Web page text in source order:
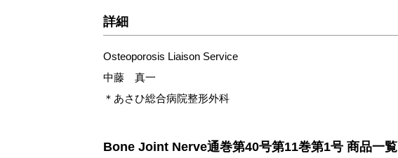
詳細
Osteoporosis Liaison Service
中藤 真一
＊あさひ総合病院整形外科
Bone Joint Nerve通巻第40号第11巻第1号 商品一覧